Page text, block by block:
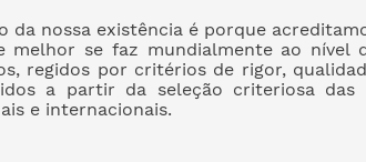
da nossa existência é porque
melhor se faz mundialmente ao nível
regidos por critérios de rigor,
a partir da seleção criteriosa das
e internacionais.